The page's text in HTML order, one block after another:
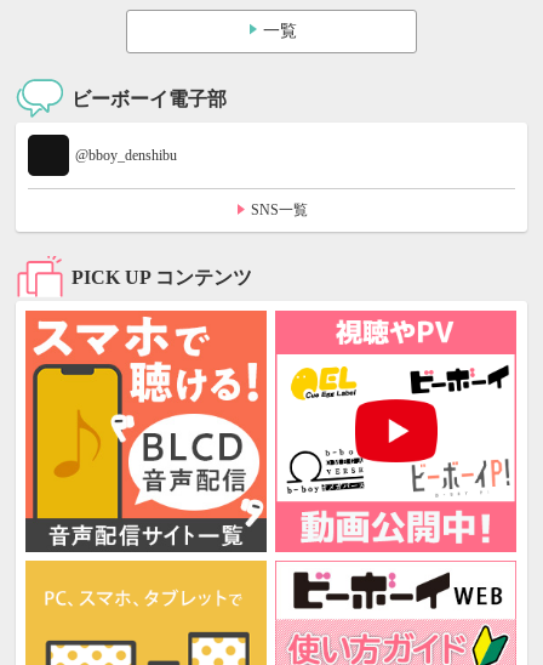
一覧
ビーボーイ電子部
@bboy_denshibu
SNS一覧
PICK UP コンテンツ